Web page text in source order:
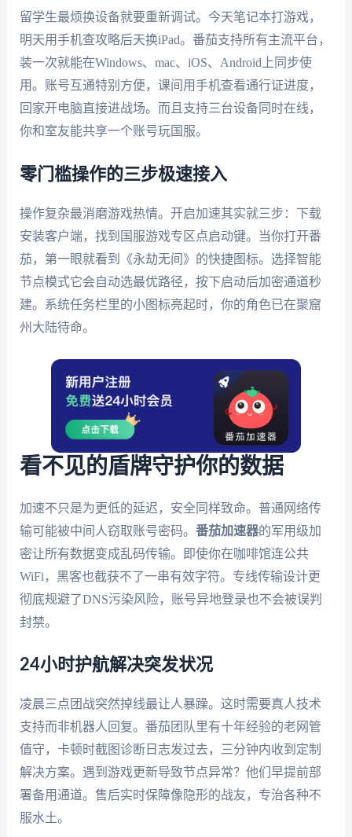
留学生最烦换设备就要重新调试。今天笔记本打游戏，
明天用手机查攻略后天换iPad。番茄支持所有主流平台，
装一次就能在Windows、mac、iOS、Android上同步使
用。账号互通特别方便，课间用手机查看通行证进度，
回家开电脑直接进战场。而且支持三台设备同时在线，
你和室友能共享一个账号玩国服。
零门槛操作的三步极速接入
操作复杂最消磨游戏热情。开启加速其实就三步：下载
安装客户端，找到国服游戏专区点启动键。当你打开番
茄，第一眼就看到《永劫无间》的快捷图标。选择智能
节点模式它会自动选最优路径，按下启动后加密通道秒
建。系统任务栏里的小图标亮起时，你的角色已在聚窟
州大陆待命。
看不见的盾牌守护你的数据
加速不只是为更低的延迟，安全同样致命。普通网络传
输可能被中间人窃取账号密码。 番茄加速器的军用级加
密让所有数据变成乱码传输。即使你在咖啡馆连公共
WiFi，黑客也截获不了一串有效字符。专线传输设计更
彻底规避了DNS污染风险，账号异地登录也不会被误判
封禁。
24小时护航解决突发状况
凌晨三点团战突然掉线最让人暴躁。这时需要真人技术
支持而非机器人回复。番茄团队里有十年经验的老网管
值守，卡顿时截图诊断日志发过去，三分钟内收到定制
解决方案。遇到游戏更新导致节点异常？他们早提前部
署备用通道。售后实时保障像隐形的战友，专治各种不
服水土。